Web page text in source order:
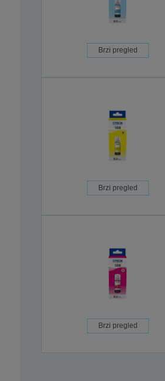
Brzi pregled
Brzi pregled
Brzi pregled